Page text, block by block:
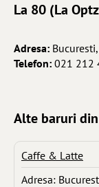
La 80 (La
Adresa: Bucuresti,
Telefon: 021 212
Alte baruri
Caffe & Latte
Adresa: